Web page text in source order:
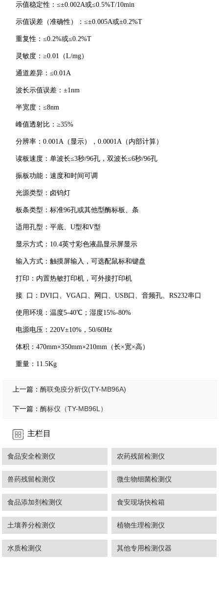
示值稳定性：≤±0.002A或≤0.5%T/10min
示值误差（准确性）：≤±0.005A或±0.2%T
重复性：≤0.2%或≤0.2%T
灵敏度：≥0.01（L/mg）
通道差异：≤0.01A
波长示值误差：±1nm
半宽度：≤8nm
峰值透射比：≥35%
分辨率：0.001A（显示），0.0001A（内部计算）
读板速度：单波长≤3秒/96孔，双波长≤6秒/96孔
振板功能：速度和时间可调
光源类型：卤钨灯
板条类型：标准96孔或其他型酶标板、条
适用孔型：平底、U型和V型
显示方式：10.4英寸彩色液晶显示屏显示
输入方式：触摸屏输入，可选配鼠标和键盘
打印：内置热敏打印机，可外接打印机
接 口：DVI口、VGA口、网口、USB口、音频孔、RS232串口
使用环境：温度5-40℃；湿度15%-80%
电源电压：220V±10%，50/60Hz
体积：470mm×350mm×210mm（长×宽×高）
重量：11.5Kg
上一篇：酶联免疫分析仪(TY-MB96A)
下一篇：酶标仪（TY-MB96L）
主栏目
食品安全检测仪 农药残留检测仪
兽药残留检测仪 微生物细菌检测仪
食品添加剂检测仪 食安现场快检箱
土壤养分检测仪 植物生理检测仪
水质检测仪 其他专用检测仪器